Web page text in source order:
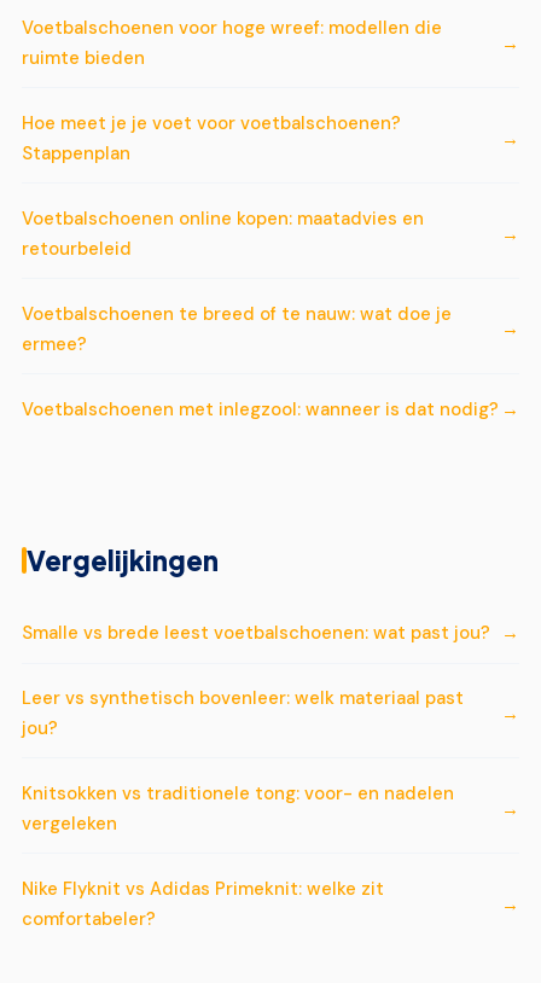
Voetbalschoenen voor hoge wreef: modellen die
ruimte bieden
Hoe meet je je voet voor voetbalschoenen?
Stappenplan
Voetbalschoenen online kopen: maatadvies en
retourbeleid
Voetbalschoenen te breed of te nauw: wat doe je
ermee?
Voetbalschoenen met inlegzool: wanneer is dat nodig?
Vergelijkingen
Smalle vs brede leest voetbalschoenen: wat past jou?
Leer vs synthetisch bovenleer: welk materiaal past
jou?
Knitsokken vs traditionele tong: voor- en nadelen
vergeleken
Nike Flyknit vs Adidas Primeknit: welke zit
comfortabeler?